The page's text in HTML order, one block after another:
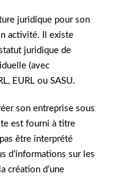
juridique pour son
activité. Il existe
juridique de
(avec
EURL ou SASU.
son entreprise sous
est fourni à titre
être interprété
d’informations sur les
création d’une